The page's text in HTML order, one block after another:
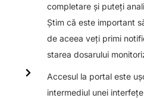
completare și puteți
Știm că este important
de aceea veți primi
starea dosarului
Accesul la portal este
intermediul unei